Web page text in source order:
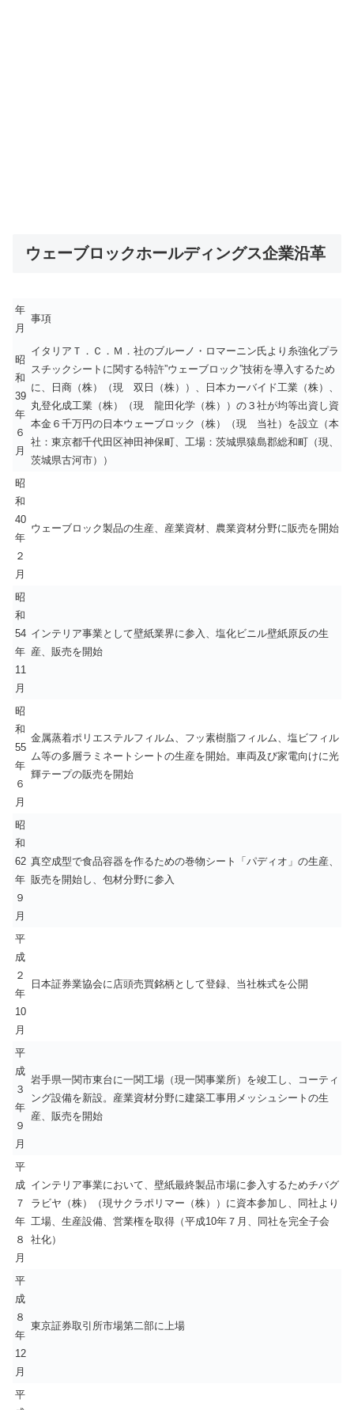
ウェーブロックホールディングス企業沿革
年
月
事項
昭
和
39
年
６
月
イタリアＴ．Ｃ．Ｍ．社のブルーノ・ロマーニン氏より糸強化プラ
スチックシートに関する特許”ウェーブロック”技術を導入するため
に、日商（株）（現 双日（株））、日本カーバイド工業（株）、
丸登化成工業（株）（現 龍田化学（株））の３社が均等出資し資
本金６千万円の日本ウェーブロック（株）（現 当社）を設立（本
社：東京都千代田区神田神保町、工場：茨城県猿島郡総和町（現、
茨城県古河市））
昭
和
40
年
２
月
ウェーブロック製品の生産、産業資材、農業資材分野に販売を開始
昭
和
54
年
11
月
インテリア事業として壁紙業界に参入、塩化ビニル壁紙原反の生
産、販売を開始
昭
和
55
年
６
月
金属蒸着ポリエステルフィルム、フッ素樹脂フィルム、塩ビフィル
ム等の多層ラミネートシートの生産を開始。車両及び家電向けに光
輝テープの販売を開始
昭
和
62
年
９
月
真空成型で食品容器を作るための巻物シート「パディオ」の生産、
販売を開始し、包材分野に参入
平
成
２
年
10
月
日本証券業協会に店頭売買銘柄として登録、当社株式を公開
平
成
３
年
９
月
岩手県一関市東台に一関工場（現一関事業所）を竣工し、コーティ
ング設備を新設。産業資材分野に建築工事用メッシュシートの生
産、販売を開始
平
成
７
年
８
月
インテリア事業において、壁紙最終製品市場に参入するためチバグ
ラビヤ（株）（現サクラポリマー（株））に資本参加し、同社より
工場、生産設備、営業権を取得（平成10年７月、同社を完全子会
社化）
平
成
８
年
12
月
東京証券取引所市場第二部に上場
平